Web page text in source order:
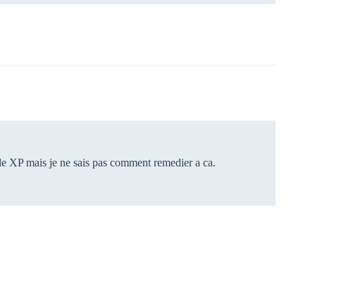
mais je ne sais pas comment remedier a ca.